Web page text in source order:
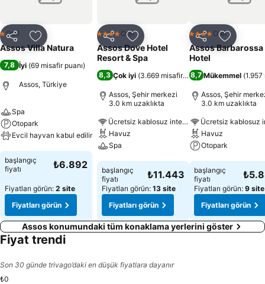
Paylaş Favorilerime ekle
1 Yıldız
Otel
Assos Villa Natura
7,8 İyi (69 misafir puanı)
Assos, Türkiye
Spa
Otopark
Evcil hayvan kabul edilir
Fiyatları görün
başlangıç
fiyatı
₺6.892
Fiyatları görün: 2 site
Fiyatları görün
Paylaş Favorilerime ekle
4 Yıldız Otel
Assos Dove Hotel
Resort & Spa
8,3 Çok iyi (3.669 misafir puanı)
Assos, Şehir merkezi
3.0 km uzaklıkta
Ücretsiz kablosuz internet
Havuz
Spa
Fiyatları görün
başlangıç
fiyatı
₺11.443
Fiyatları görün: 13 site
Fiyatları görün
Paylaş
4 Yıldız Otel
Assos Barbarossa
Hotel
8,7Mükemmel (1.957
Assos, Şehir
3.0 km uzaklıkta
Havuz
Otopark
Fiyatları görün
başlangıç
fiyatı
Fiyatları görün: 9 site
Fiyatları görün
Assos konumundaki tüm konaklama yerlerini göster
Fiyat trendi
Son 30 günde trivago’daki en düşük fiyatlara dayanır
₺0